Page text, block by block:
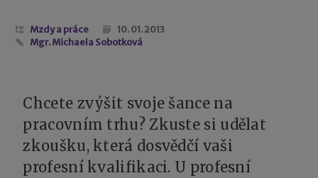
Mzdy a práce
10. 01. 2013
Mgr. Michaela Sobotková
Chcete zvýšit svoje šance na
pracovním trhu? Zkuste si udělat
zkoušku, která dosvědčí vaši
profesní kvalifikaci. U profesní